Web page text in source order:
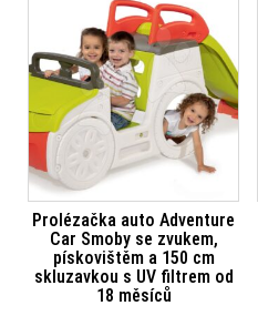
Prolézačka auto Adventure
Car Smoby se zvukem,
pískovištěm a 150 cm
skluzavkou s UV filtrem od
18 měsíců